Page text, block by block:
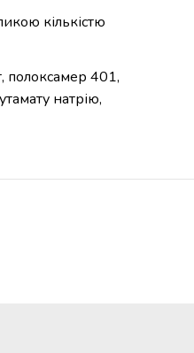
кількістю
полоксамер 401,
натрію,